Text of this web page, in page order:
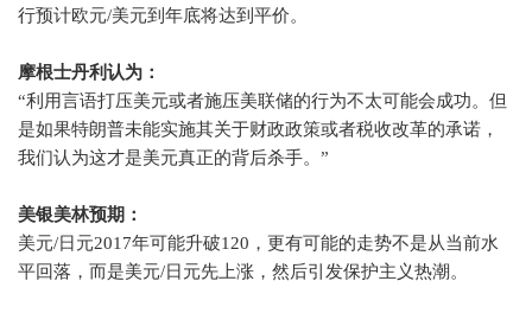
行预计欧元/美元到年底将达到平价。
摩根士丹利认为：
“利用言语打压美元或者施压美联储的行为不太可能会成功。但
是如果特朗普未能实施其关于财政政策或者税收改革的承诺，
我们认为这才是美元真正的背后杀手。”
美银美林预期：
美元/日元2017年可能升破120，更有可能的走势不是从当前水
平回落，而是美元/日元先上涨，然后引发保护主义热潮。